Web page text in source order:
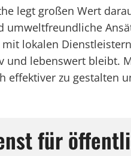
legt großen Wert
umweltfreundliche
lokalen
und lebenswert bleibt.
effektiver zu gestalten
für